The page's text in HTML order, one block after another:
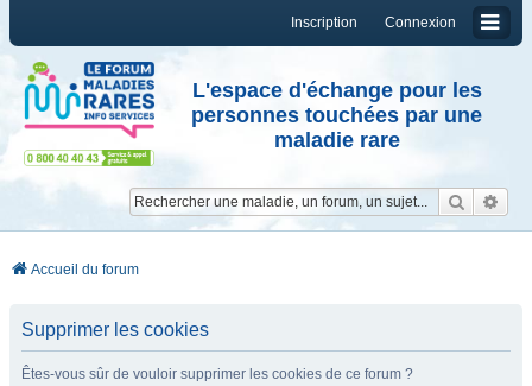
Connexion
Inscription
L'espace d'échange pour les
personnes touchées par une
maladie rare
Accueil du forum
Supprimer les cookies
Êtes-vous sûr de vouloir supprimer les cookies de ce forum ?